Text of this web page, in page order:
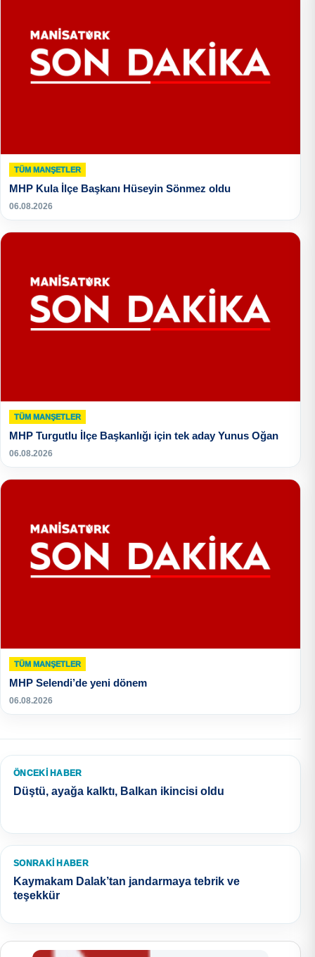
TÜM MANŞETLER
MHP Kula İlçe Başkanı Hüseyin Sönmez oldu
06.08.2026
TÜM MANŞETLER
MHP Turgutlu İlçe Başkanlığı için tek aday Yunus Oğan
06.08.2026
TÜM MANŞETLER
MHP Selendi’de yeni dönem
06.08.2026
ÖNCEKI HABER
Düştü, ayağa kalktı, Balkan ikincisi oldu
SONRAKI HABER
Kaymakam Dalak’tan jandarmaya tebrik ve
teşekkür